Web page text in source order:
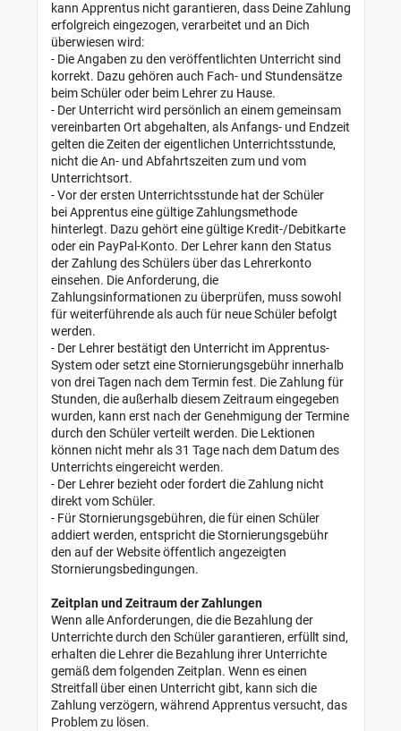
kann Apprentus nicht garantieren, dass Deine Zahlung
erfolgreich eingezogen, verarbeitet und an Dich
überwiesen wird:
- Die Angaben zu den veröffentlichten Unterricht sind
korrekt. Dazu gehören auch Fach- und Stundensätze
beim Schüler oder beim Lehrer zu Hause.
- Der Unterricht wird persönlich an einem gemeinsam
vereinbarten Ort abgehalten, als Anfangs- und Endzeit
gelten die Zeiten der eigentlichen Unterrichtsstunde,
nicht die An- und Abfahrtszeiten zum und vom
Unterrichtsort.
- Vor der ersten Unterrichtsstunde hat der Schüler
bei Apprentus eine gültige Zahlungsmethode
hinterlegt. Dazu gehört eine gültige Kredit-/Debitkarte
oder ein PayPal-Konto. Der Lehrer kann den Status
der Zahlung des Schülers über das Lehrerkonto
einsehen. Die Anforderung, die
Zahlungsinformationen zu überprüfen, muss sowohl
für weiterführende als auch für neue Schüler befolgt
werden.
- Der Lehrer bestätigt den Unterricht im Apprentus-
System oder setzt eine Stornierungsgebühr innerhalb
von drei Tagen nach dem Termin fest. Die Zahlung für
Stunden, die außerhalb diesem Zeitraum eingegeben
wurden, kann erst nach der Genehmigung der Termine
durch den Schüler verteilt werden. Die Lektionen
können nicht mehr als 31 Tage nach dem Datum des
Unterrichts eingereicht werden.
- Der Lehrer bezieht oder fordert die Zahlung nicht
direkt vom Schüler.
- Für Stornierungsgebühren, die für einen Schüler
addiert werden, entspricht die Stornierungsgebühr
den auf der Website öffentlich angezeigten
Stornierungsbedingungen.
Zeitplan und Zeitraum der Zahlungen
Wenn alle Anforderungen, die die Bezahlung der
Unterrichte durch den Schüler garantieren, erfüllt sind,
erhalten die Lehrer die Bezahlung ihrer Unterrichte
gemäß dem folgenden Zeitplan. Wenn es einen
Streitfall über einen Unterricht gibt, kann sich die
Zahlung verzögern, während Apprentus versucht, das
Problem zu lösen.